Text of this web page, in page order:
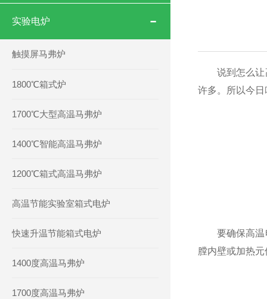
实验电炉
触摸屏马弗炉
1800℃箱式炉
1700℃大型高温马弗炉
1400℃智能高温马弗炉
1200℃箱式高温马弗炉
高温节能实验室箱式电炉
快速升温节能箱式电炉
1400度高温马弗炉
1700度高温马弗炉
说到怎么让高
许多。所以今
要确保高温电
膛内壁或加热